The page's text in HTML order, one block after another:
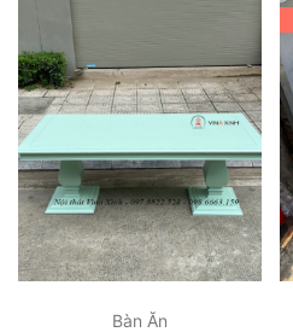
Bàn Ăn